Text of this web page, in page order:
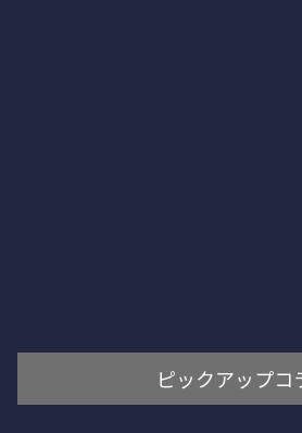
ピックアップコ